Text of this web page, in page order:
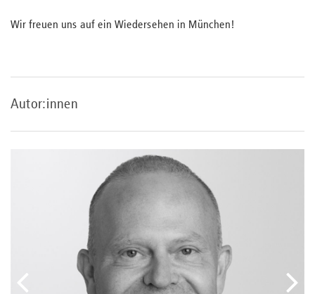
Wir freuen uns auf ein Wiedersehen in München!
Autor:innen
vorheriger